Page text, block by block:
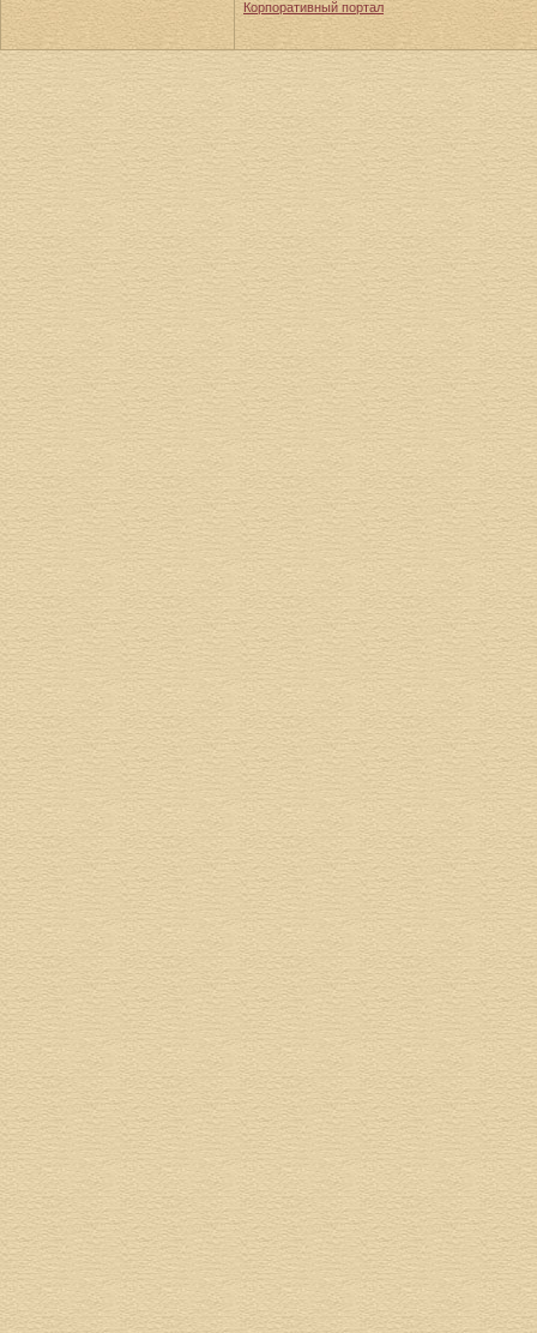
Корпоративный портал